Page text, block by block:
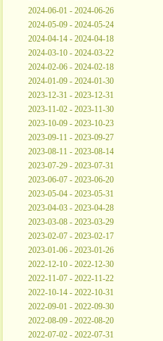
2024-06-01 - 2024-06-26
2024-05-09 - 2024-05-24
2024-04-14 - 2024-04-18
2024-03-10 - 2024-03-22
2024-02-06 - 2024-02-18
2024-01-09 - 2024-01-30
2023-12-31 - 2023-12-31
2023-11-02 - 2023-11-30
2023-10-09 - 2023-10-23
2023-09-11 - 2023-09-27
2023-08-11 - 2023-08-14
2023-07-29 - 2023-07-31
2023-06-07 - 2023-06-20
2023-05-04 - 2023-05-31
2023-04-03 - 2023-04-28
2023-03-08 - 2023-03-29
2023-02-07 - 2023-02-17
2023-01-06 - 2023-01-26
2022-12-10 - 2022-12-30
2022-11-07 - 2022-11-22
2022-10-14 - 2022-10-31
2022-09-01 - 2022-09-30
2022-08-09 - 2022-08-20
2022-07-02 - 2022-07-31